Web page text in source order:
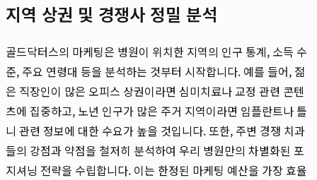
지역 상권 및 경쟁사 정밀 분석
골드닥터스의 마케팅은 병원이 위치한 지역의 인구 통계, 소득 수
준, 주요 연령대 등을 분석하는 것부터 시작합니다. 예를 들어, 젊
은 직장인이 많은 오피스 상권이라면 심미치료나 교정 관련 콘텐
츠에 집중하고, 노년 인구가 많은 주거 지역이라면 임플란트나 틀
니 관련 정보에 대한 수요가 높을 것입니다. 또한, 주변 경쟁 치과
들의 강점과 약점을 철저히 분석하여 우리 병원만의 차별화된 포
지셔닝 전략을 수립합니다. 이는 한정된 마케팅 예산을 가장 효율